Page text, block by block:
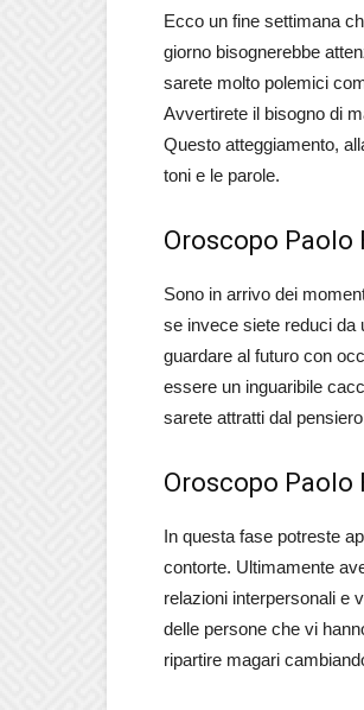
Ecco un fine settimana
giorno bisognerebbe
sarete molto polemici
Avvertirete il bisogno di
Questo atteggiamento,
toni e le parole.
Oroscopo Paolo
Sono in arrivo dei
se invece siete reduci da
guardare al futuro con
essere un inguaribile
sarete attratti dal
Oroscopo Paolo
In questa fase potreste
contorte. Ultimamente
relazioni interpersonali e
delle persone che vi
ripartire magari